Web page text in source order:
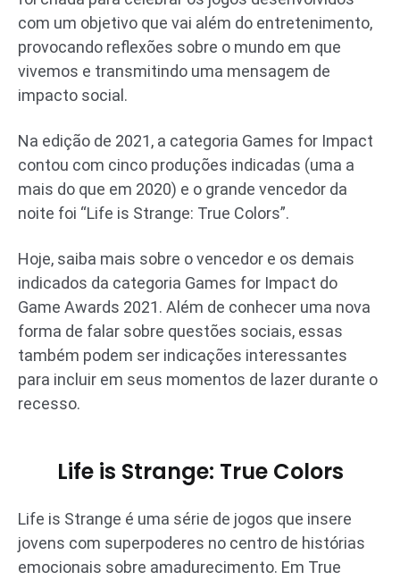
com um objetivo que vai além do entretenimento,
provocando reflexões sobre o mundo em que
vivemos e transmitindo uma mensagem de
impacto social.
Na edição de 2021, a categoria Games for Impact
contou com cinco produções indicadas (uma a
mais do que em 2020) e o grande vencedor da
noite foi “Life is Strange: True Colors”.
Hoje, saiba mais sobre o vencedor e os demais
indicados da categoria Games for Impact do
Game Awards 2021. Além de conhecer uma nova
forma de falar sobre questões sociais, essas
também podem ser indicações interessantes
para incluir em seus momentos de lazer durante o
recesso.
Life is Strange: True Colors
Life is Strange é uma série de jogos que insere
jovens com superpoderes no centro de histórias
emocionais sobre amadurecimento. Em True